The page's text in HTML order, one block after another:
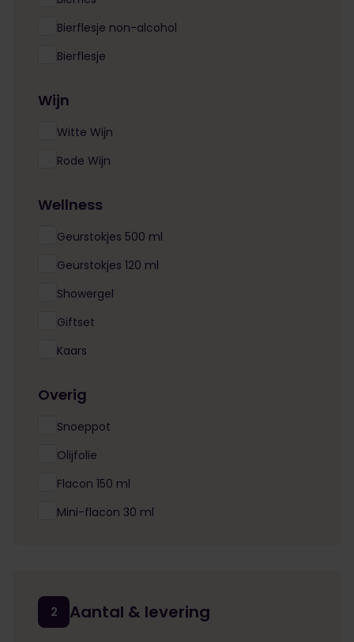
Bierflesje non-alcohol
Bierflesje
Wijn
Witte Wijn
Rode Wijn
Wellness
Geurstokjes 500 ml
Geurstokjes 120 ml
Showergel
Giftset
Kaars
Overig
Snoeppot
Olijfolie
Flacon 150 ml
Mini-flacon 30 ml
2 Aantal & levering